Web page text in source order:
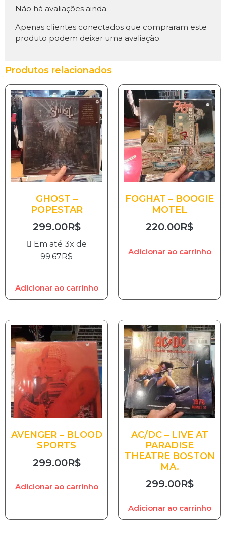
Não há avaliações ainda.
Apenas clientes conectados que compraram este
produto podem deixar uma avaliação.
Produtos relacionados
GHOST –
POPESTAR
299.00R$
Em até 3x de
99.67R$
Adicionar ao carrinho
FOGHAT – BOOGIE
MOTEL
220.00R$
Adicionar ao carrinho
AVENGER – BLOOD
SPORTS
299.00R$
Adicionar ao carrinho
AC/DC – LIVE AT
PARADISE
THEATRE BOSTON
MA.
299.00R$
Adicionar ao carrinho